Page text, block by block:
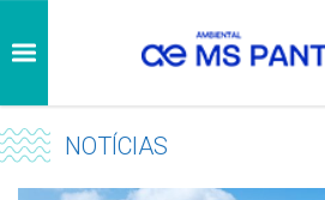
NOTÍCIAS